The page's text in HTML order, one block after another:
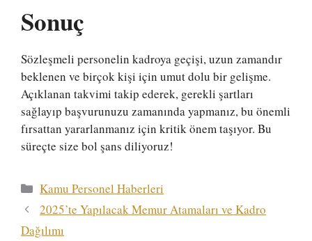
Sonuç
Sözleşmeli personelin kadroya geçişi, uzun zamandır
beklenen ve birçok kişi için umut dolu bir gelişme.
Açıklanan takvimi takip ederek, gerekli şartları
sağlayıp başvurunuzu zamanında yapmanız, bu önemli
fırsattan yararlanmanız için kritik önem taşıyor. Bu
süreçte size bol şans diliyoruz!
Kategoriler
Kamu Personel Haberleri
2025’te Yapılacak Memur Atamaları ve Kadro
Dağılımı